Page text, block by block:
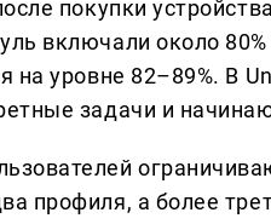
покупки
включали около
на уровне 82–89%. В
задачи и
профиля, а более